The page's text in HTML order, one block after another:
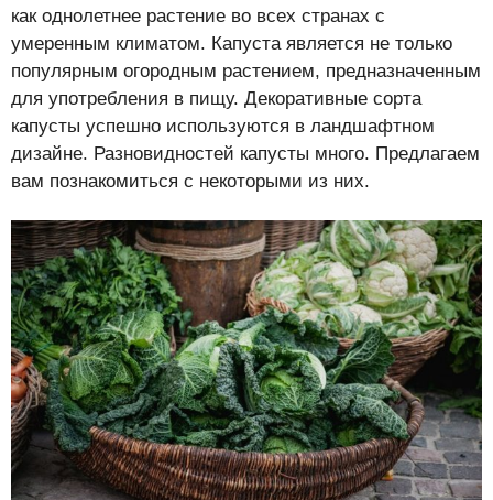
как однолетнее растение во всех странах с
умеренным климатом. Капуста является не только
популярным огородным растением, предназначенным
для употребления в пищу. Декоративные сорта
капусты успешно используются в ландшафтном
дизайне. Разновидностей капусты много. Предлагаем
вам познакомиться с некоторыми из них.